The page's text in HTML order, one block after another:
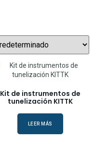
Kit de instrumentos de
tunelización KITTK
LEER MÁS